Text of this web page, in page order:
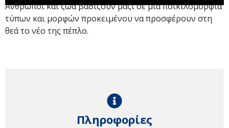
Άνθρωποι και ζώα βαδίζουν μαζί σε μία ποικιλομορφία
τύπων και μορφών προκειμένου να προσφέρουν στη
θεά το νέο της πέπλο.
Πληροφορίες